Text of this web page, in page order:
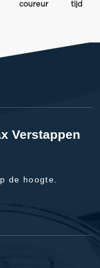
coureur
tijd
Verstappen
de hoogte.